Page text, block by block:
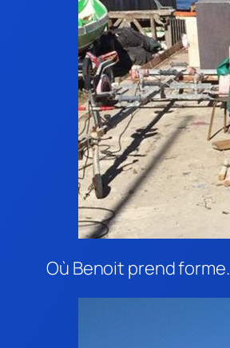
Où Benoit prend forme.